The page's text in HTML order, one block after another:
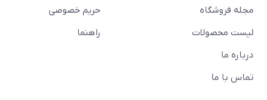
مجله فروشگاه
لیست محصولات
درباره ما
تماس با ما
حریم خصوصی
راهنما